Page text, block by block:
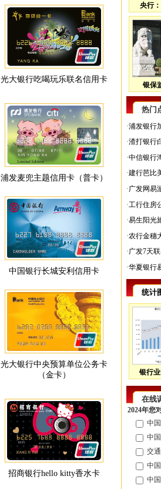
光大银行吃喝玩乐联名信用卡
浦发麦兜主题信用卡（普卡）
中国银行长城安利信用卡
光大银行中央预算单位公务卡
（金卡）
招商银行hello kitty香水卡
央行
银保
热门
·浦发银行
·渣打银行
·中信银行
·建行芭比
·广发网易
·工行住房
·易生阳光
·农行金穗
·广发7天
·华夏银行
统计
银行
在线
2024年您
中
中
交
中
中